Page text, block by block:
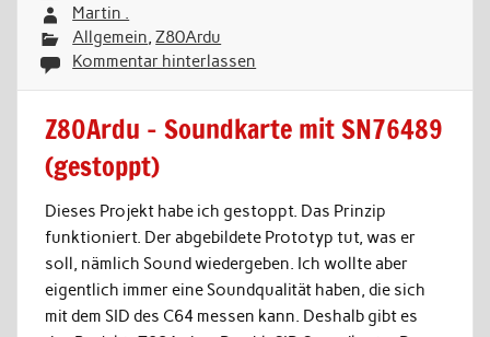
Martin .
Allgemein,Z80Ardu
Kommentar hinterlassen
Z80Ardu – Soundkarte mit SN76489
(gestoppt)
Dieses Projekt habe ich gestoppt. Das Prinzip
funktioniert. Der abgebildete Prototyp tut, was er
soll, nämlich Sound wiedergeben. Ich wollte aber
eigentlich immer eine Soundqualität haben, die sich
mit dem SID des C64 messen kann. Deshalb gibt es